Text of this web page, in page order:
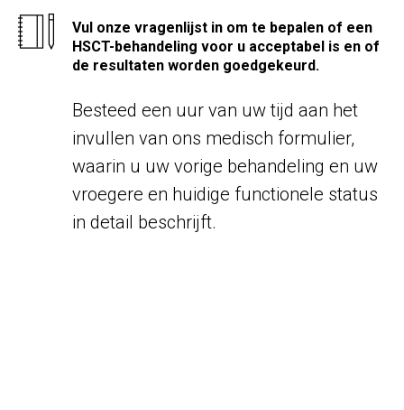
Vul onze vragenlijst in om te bepalen of een
HSCT-behandeling voor u acceptabel is en of
de resultaten worden goedgekeurd.
Besteed een uur van uw tijd aan het
invullen van ons medisch formulier,
waarin u uw vorige behandeling en uw
vroegere en huidige functionele status
in detail beschrijft.